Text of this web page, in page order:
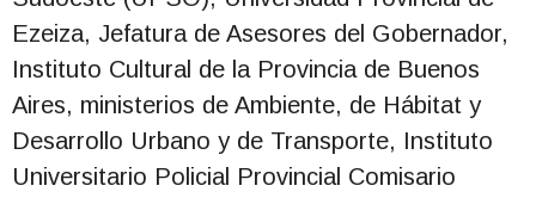
Ezeiza, Jefatura de Asesores del Gobernador,
Instituto Cultural de la Provincia de Buenos
Aires, ministerios de Ambiente, de Hábitat y
Desarrollo Urbano y de Transporte, Instituto
Universitario Policial Provincial Comisario